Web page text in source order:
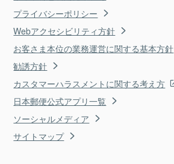
プライバシーポリシー
Webアクセシビリティ方針
お客さま本位の業務運営に関する基本方針
勧誘方針
カスタマーハラスメントに関する考え方
日本郵便公式アプリ一覧
ソーシャルメディア
サイトマップ